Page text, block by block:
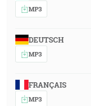
MP3
DEUTSCH
MP3
FRANÇAIS
MP3